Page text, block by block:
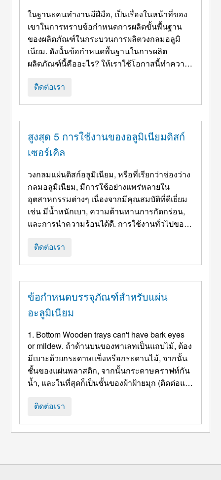
ในฐานะคนทำงานมีฝีมือ, เป็นเรื่องในหน้าที่ของ
เขาในการทราบข้อกำหนดการผลิตขั้นพื้นฐาน
ของผลิตภัณฑ์ในกระบวนการผลิตวงกลมอลูมิ
เนียม. ดังนั้นข้อกำหนดพื้นฐานในการผลิต
ผลิตภัณฑ์นี้คืออะไร? ให้เราใช้โอกาสนี้ทำความ
เนียม, แรงงานที่มีทักษะจะต้องรู้ขั้นตอนการผลิต
ติดต่อเรา
สูงสุด 5 การใช้งานของอลูมิเนียมดิสก์
เซอร์เคิล
วงกลมแผ่นดิสก์อลูมิเนียม, หรือที่เรียกว่าช่องว่าง
กลมอลูมิเนียม, มีการใช้อย่างแพร่หลายใน
อุตสาหกรรมต่างๆ เนื่องจากมีคุณสมบัติที่ดีเยี่ยม
เช่น มีน้ำหนักเบา, ความต้านทานการกัดกร่อน,
และการนำความร้อนได้ดี. การใช้งานทั่วไปของ
วงกลมจานอะลูมิเนียมมักใช้ในการผลิตเครื่อง
ติดต่อเรา
ข้อกำหนดบรรจุภัณฑ์สำหรับแผ่น
อะลูมิเนียม
1. Bottom Wooden trays can't have bark eyes
or mildew. ถ้าด้านบนของพาเลทเป็นแถบไม้, ต้อง
มีเบาะด้วยกระดาษแข็งหรือกระดานไม้, จากนั้น
ชั้นของแผ่นพลาสติก, จากนั้นกระดาษคราฟท์กัน
น้ำ, และในที่สุดก็เป็นชั้นของผ้าฝ้ายมุก (ติดต่อแผ่
ของถาด, และ Epe ด้านล่าง, กระดาษคราฟท์กัน
ติดต่อเรา